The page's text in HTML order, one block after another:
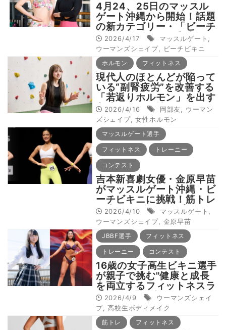
4月24、25日のマッスル
ゲート沖縄から開始！話題
の新カテゴリー・「ビーチ
ビキニ」について審査員
長・大澤直子さんがギモン
を解消！
2026/4/17 マッスルゲート
ウーマンズシェイプ, ビーチビキニ
ホルモン フィットネス
現代人のほとんどが陥って
いる“副腎疲労”を改善する
「若返りホルモン」を出す
方法とは？女性トレーニン
グの第一人者・岡部友がメ
カニズムと対処法を詳しく
解説！
2026/4/16 岡部友
ウーマン
ズシェイプ,女性ホルモン
マッスルゲート選手
フィットネス トレーニー
コンテスト
吉本新喜劇女優・金原早苗
がマッスルゲート沖縄・ビ
ーチビキニに挑戦！筋トレ
と山登りでシェイプボディ
へ
2026/4/10 マッスルゲート
ウーマンズシェイプ, 金原早苗
JBBF選手 フィットネス
トレーニー コンテスト
16歳の女子高生ビキニ選手
が親子で挑む"健康と成長
を両立するフィットネスラ
イフ" 「友達からボディ
メイクについて相談される
ことが増えました」
2026/4/9
ウーマンズシェイ
プ,高校生ボディメイク
筋トレ フィットネス